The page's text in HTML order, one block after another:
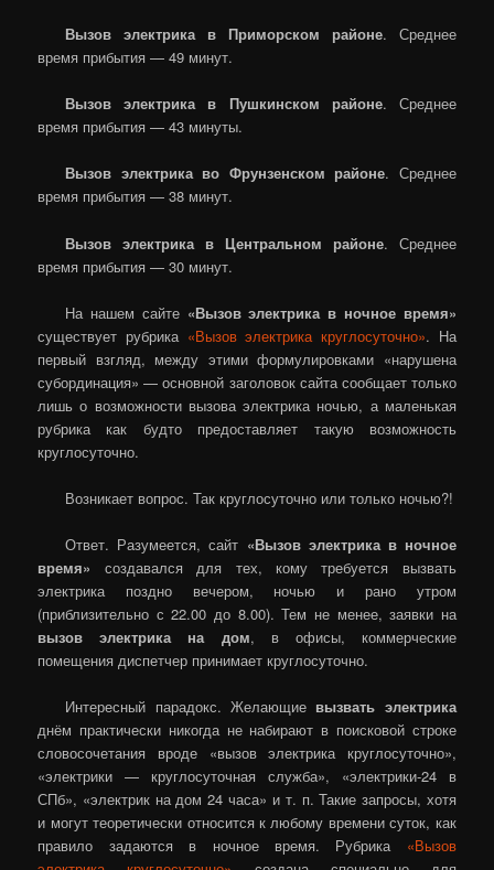
Вызов электрика в Приморском районе. Среднее
время прибытия — 49 минут.
Вызов электрика в Пушкинском районе. Среднее
время прибытия — 43 минуты.
Вызов электрика во Фрунзенском районе. Среднее
время прибытия — 38 минут.
Вызов электрика в Центральном районе. Среднее
время прибытия — 30 минут.
На нашем сайте «Вызов электрика в ночное время»
существует рубрика «Вызов электрика круглосуточно». На
первый взгляд, между этими формулировками «нарушена
субординация» — основной заголовок сайта сообщает только
лишь о возможности вызова электрика ночью, а маленькая
рубрика как будто предоставляет такую возможность
круглосуточно.
Возникает вопрос. Так круглосуточно или только ночью?!
Ответ. Разумеется, сайт «Вызов электрика в ночное
время» создавался для тех, кому требуется вызвать
электрика поздно вечером, ночью и рано утром
(приблизительно с 22.00 до 8.00). Тем не менее, заявки на
вызов электрика на дом, в офисы, коммерческие
помещения диспетчер принимает круглосуточно.
Интересный парадокс. Желающие вызвать электрика
днём практически никогда не набирают в поисковой строке
словосочетания вроде «вызов электрика круглосуточно»,
«электрики — круглосуточная служба», «электрики-24 в
СПб», «электрик на дом 24 часа» и т. п. Такие запросы, хотя
и могут теоретически относится к любому времени суток, как
правило задаются в ночное время. Рубрика «Вызов